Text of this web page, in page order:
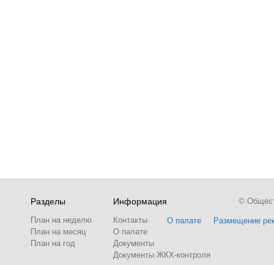
Разделы
План на неделю
План на месяц
План на год
Информация
Контакты
О палате
Документы
Документы ЖКХ-контроля
О палате Размещение
©